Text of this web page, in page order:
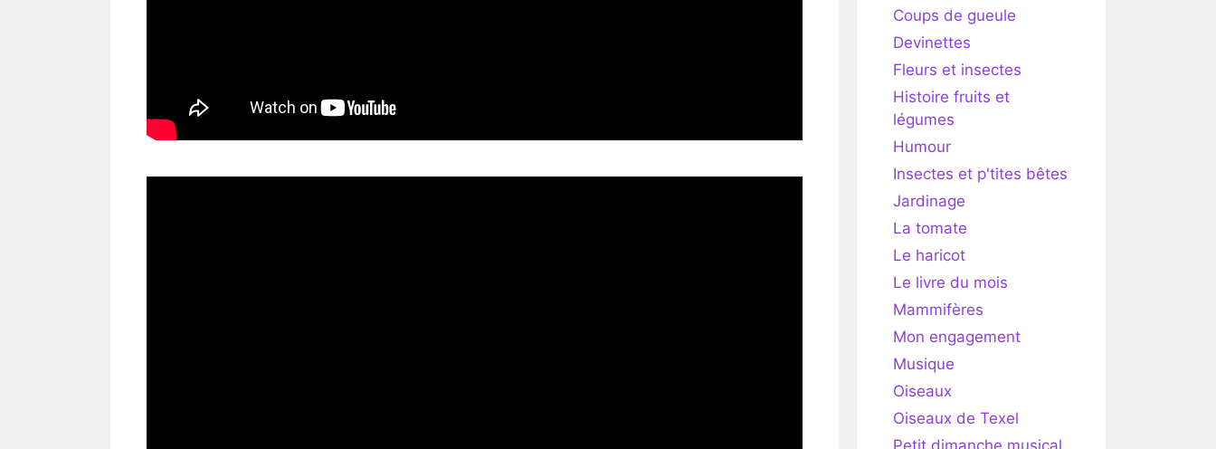
Coups de gueule
Devinettes
Fleurs et insectes
Histoire fruits et
légumes
Humour
Insectes et p'tites bêtes
Jardinage
La tomate
Le haricot
Le livre du mois
Mammifères
Mon engagement
Musique
Oiseaux
Oiseaux de Texel
Petit dimanche musical